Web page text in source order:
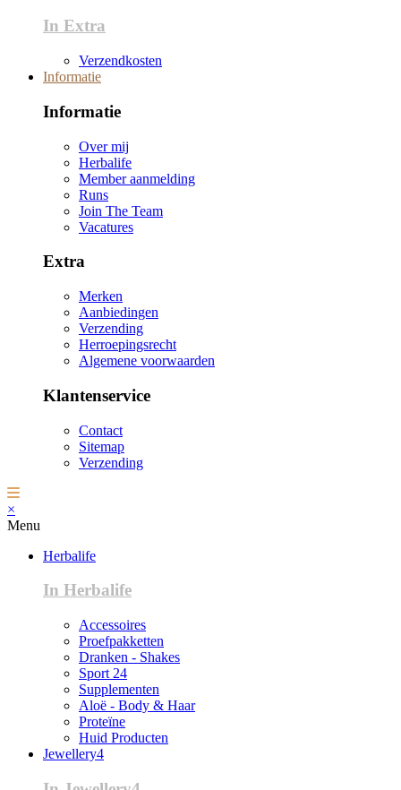
In Extra
Verzendkosten
Informatie
Informatie
Over mij
Herbalife
Member aanmelding
Runs
Join The Team
Vacatures
Extra
Merken
Aanbiedingen
Verzending
Herroepingsrecht
Algemene voorwaarden
Klantenservice
Contact
Sitemap
Verzending
×
Menu
Herbalife
In Herbalife
Accessoires
Proefpakketten
Dranken - Shakes
Sport 24
Supplementen
Aloë - Body & Haar
Proteïne
Huid Producten
Jewellery4